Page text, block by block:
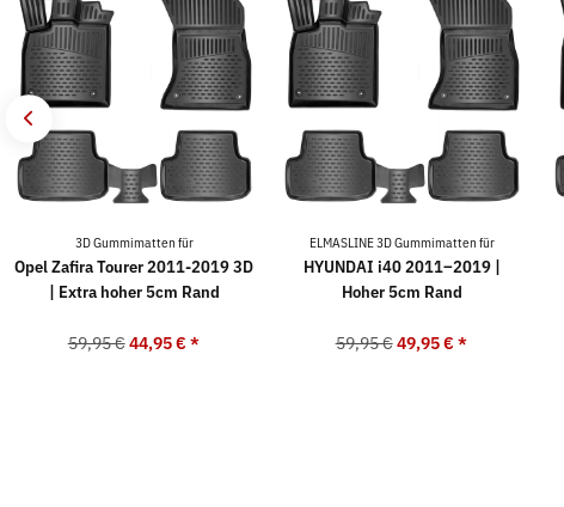
3D Gummimatten für
Opel Zafira Tourer 2011-2019 3D
| Extra hoher 5cm Rand
59,95 € 44,95 €*
ELMASLINE 3D Gummimatten für
HYUNDAI i40 2011–2019 |
Hoher 5cm Rand
59,95 € 49,95 €*